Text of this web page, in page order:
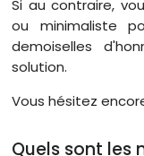
Si au contraire,
ou minimaliste
demoiselles
solution.
Vous hésitez
Quels sont les